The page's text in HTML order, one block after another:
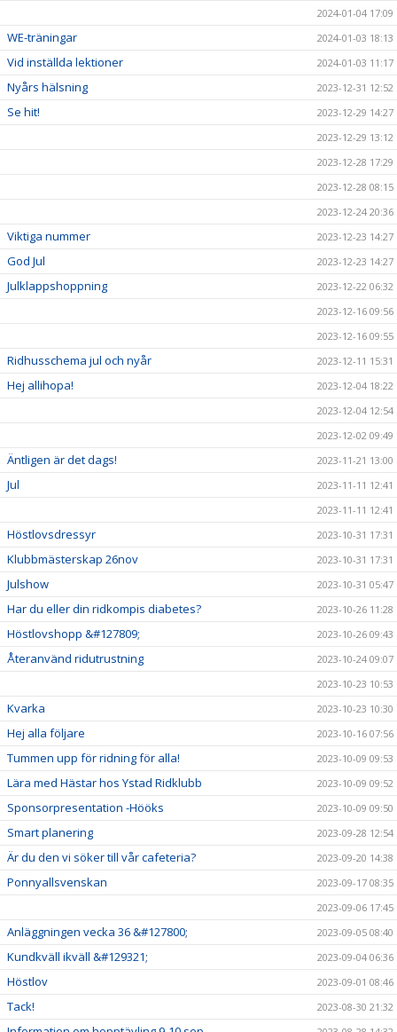
2024-01-04 17:09
WE-träningar 2024-01-03 18:13
Vid inställda lektioner 2024-01-03 11:17
Nyårs hälsning 2023-12-31 12:52
Se hit!
2023-12-29 14:27
2023-12-29 13:12
2023-12-28 17:29
2023-12-28 08:15
2023-12-24 20:36
Viktiga nummer 2023-12-23 14:27
God Jul 2023-12-23 14:27
Julklappshoppning
2023-12-22 06:32
2023-12-16 09:56
2023-12-16 09:55
Ridhusschema jul och nyår 2023-12-11 15:31
Hej allihopa!
2023-12-04 18:22
2023-12-04 12:54
2023-12-02 09:49
Äntligen är det dags! 2023-11-21 13:00
Jul
2023-11-11 12:41
2023-11-11 12:41
Höstlovsdressyr 2023-10-31 17:31
Klubbmästerskap 26nov 2023-10-31 17:31
Julshow 2023-10-31 05:47
Har du eller din ridkompis diabetes? 2023-10-26 11:28
Höstlovshopp &#127809; 2023-10-26 09:43
Återanvänd ridutrustning
2023-10-24 09:07
2023-10-23 10:53
Kvarka 2023-10-23 10:30
Hej alla följare 2023-10-16 07:56
Tummen upp för ridning för alla! 2023-10-09 09:53
Lära med Hästar hos Ystad Ridklubb 2023-10-09 09:52
Sponsorpresentation -Hööks 2023-10-09 09:50
Smart planering 2023-09-28 12:54
Är du den vi söker till vår cafeteria? 2023-09-20 14:38
Ponnyallsvenskan
2023-09-17 08:35
2023-09-06 17:45
Anläggningen vecka 36 &#127800; 2023-09-05 08:40
Kundkväll ikväll &#129321; 2023-09-04 06:36
Höstlov 2023-09-01 08:46
Tack! 2023-08-30 21:32